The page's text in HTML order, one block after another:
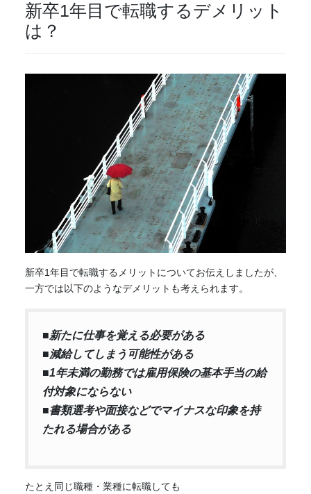
新卒1年目で転職するデメリット
は？
新卒1年目で転職するメリットについてお伝えしましたが、
一方では以下のようなデメリットも考えられます。
■新たに仕事を覚える必要がある
■減給してしまう可能性がある
■1年未満の勤務では雇用保険の基本手当の給
付対象にならない
■書類選考や面接などでマイナスな印象を持
たれる場合がある
たとえ同じ職種・業種に転職しても